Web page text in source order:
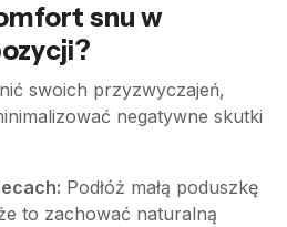
snu w
swoich przyzwyczajeń,
negatywne skutki
Podłóż małą poduszkę
to zachować naturalną